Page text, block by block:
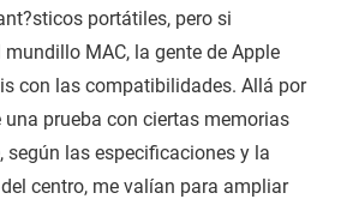
portátiles, pero si
MAC, la gente de Apple
con las compatibilidades. Allá por
una prueba con ciertas memorias
según las especificaciones y la
centro, me valían para ampliar